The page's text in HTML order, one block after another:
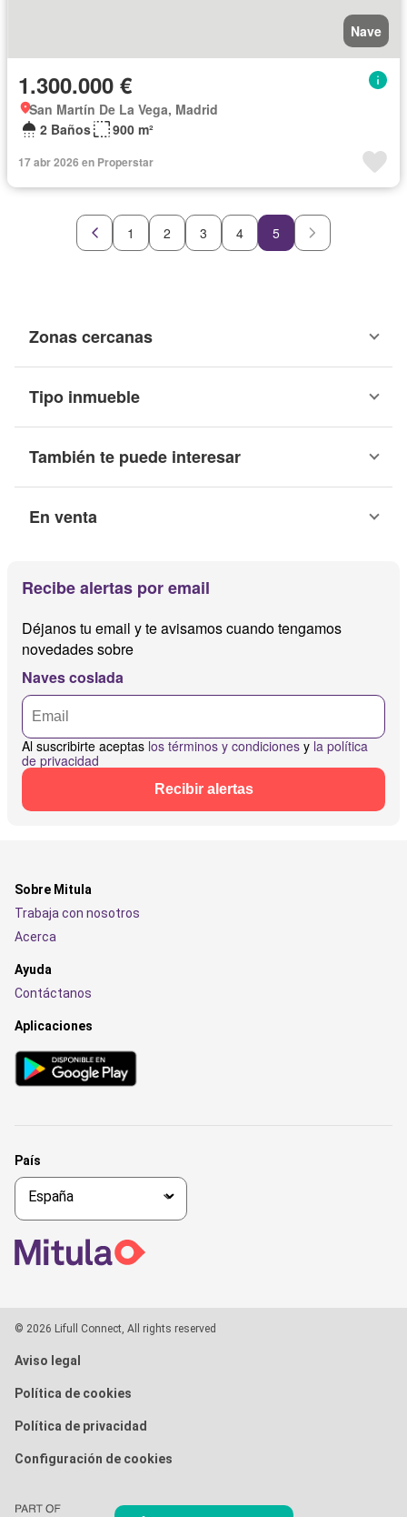
Nave
1.300.000 €
San Martín De La Vega, Madrid
2 Baños
900 m²
17 abr 2026 en Properstar
1 2 3 4 5
Zonas cercanas
Tipo inmueble
También te puede interesar
En venta
Recibe alertas por email
Déjanos tu email y te avisamos cuando tengamos
novedades sobre
Naves coslada
Al suscribirte aceptas los términos y condiciones y la política
de privacidad
Recibir alertas
Sobre Mitula
Trabaja con nosotros
Acerca
Ayuda
Contáctanos
Aplicaciones
País
© 2026 Lifull Connect, All rights reserved
Aviso legal
Política de cookies
Política de privacidad
Configuración de cookies